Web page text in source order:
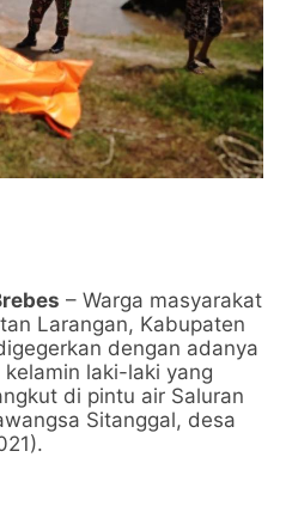
– Warga masyarakat
Larangan, Kabupaten
dengan adanya
laki-laki yang
di pintu air Saluran
Sitanggal, desa